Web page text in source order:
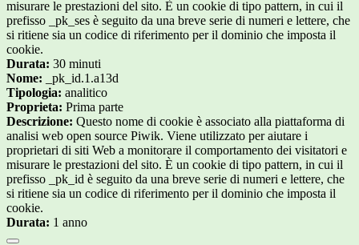
misurare le prestazioni del sito. È un cookie di tipo pattern, in cui il
prefisso _pk_ses è seguito da una breve serie di numeri e lettere, che
si ritiene sia un codice di riferimento per il dominio che imposta il
cookie.
Durata: 30 minuti
Nome: _pk_id.1.a13d
Tipologia: analitico
Proprieta: Prima parte
Descrizione: Questo nome di cookie è associato alla piattaforma di
analisi web open source Piwik. Viene utilizzato per aiutare i
proprietari di siti Web a monitorare il comportamento dei visitatori e
misurare le prestazioni del sito. È un cookie di tipo pattern, in cui il
prefisso _pk_id è seguito da una breve serie di numeri e lettere, che
si ritiene sia un codice di riferimento per il dominio che imposta il
cookie.
Durata: 1 anno